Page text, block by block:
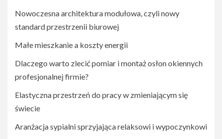
Nowoczesna architektura modułowa, czyli nowy
standard przestrzenii biurowej
Małe mieszkanie a koszty energii
Dlaczego warto zlecić pomiar i montaż osłon okiennych
profesjonalnej firmie?
Elastyczna przestrzeń do pracy w zmieniającym się
świecie
Aranżacja sypialni sprzyjająca relaksowi i wypoczynkowi